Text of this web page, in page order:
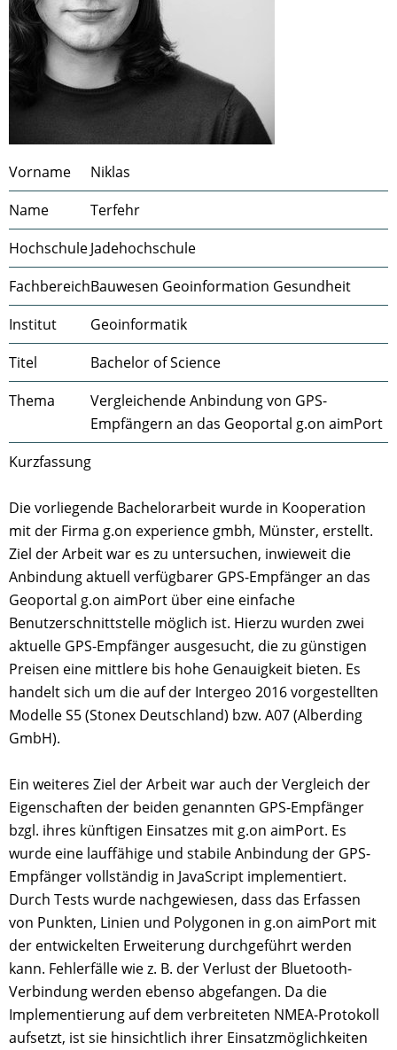
Vorname
Niklas
Name
Terfehr
HochschuleJadehochschule
FachbereichBauwesen Geoinformation Gesundheit
Institut
Geoinformatik
Titel
Bachelor of Science
Thema
Vergleichende Anbindung von GPS-
Empfängern an das Geoportal g.on aimPort
Kurzfassung
Die vorliegende Bachelorarbeit wurde in Kooperation
mit der Firma g.on experience gmbh, Münster, erstellt.
Ziel der Arbeit war es zu untersuchen, inwieweit die
Anbindung aktuell verfügbarer GPS-Empfänger an das
Geoportal g.on aimPort über eine einfache
Benutzerschnittstelle möglich ist. Hierzu wurden zwei
aktuelle GPS-Empfänger ausgesucht, die zu günstigen
Preisen eine mittlere bis hohe Genauigkeit bieten. Es
handelt sich um die auf der Intergeo 2016 vorgestellten
Modelle S5 (Stonex Deutschland) bzw. A07 (Alberding
GmbH).
Ein weiteres Ziel der Arbeit war auch der Vergleich der
Eigenschaften der beiden genannten GPS-Empfänger
bzgl. ihres künftigen Einsatzes mit g.on aimPort. Es
wurde eine lauffähige und stabile Anbindung der GPS-
Empfänger vollständig in JavaScript implementiert.
Durch Tests wurde nachgewiesen, dass das Erfassen
von Punkten, Linien und Polygonen in g.on aimPort mit
der entwickelten Erweiterung durchgeführt werden
kann. Fehlerfälle wie z. B. der Verlust der Bluetooth-
Verbindung werden ebenso abgefangen. Da die
Implementierung auf dem verbreiteten NMEA-Protokoll
aufsetzt, ist sie hinsichtlich ihrer Einsatzmöglichkeiten